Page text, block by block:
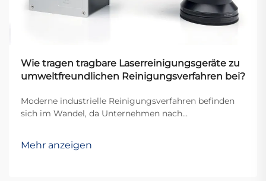
Wie tragen tragbare Laserreinigungsgeräte zu
umweltfreundlichen Reinigungsverfahren bei?
Moderne industrielle Reinigungsverfahren befinden
sich im Wandel, da Unternehmen nach
sich oft auf aggressive Chemikalien, Schleifmittel und
Mehr anzeigen